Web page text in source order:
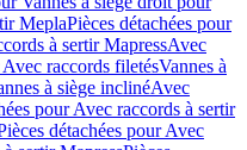
MeplaPièces détachées pour
à sertir MapressAvec
raccords filetésVannes à
à siège inclinéAvec
pour Avec raccords à sertir
détachées pour Avec